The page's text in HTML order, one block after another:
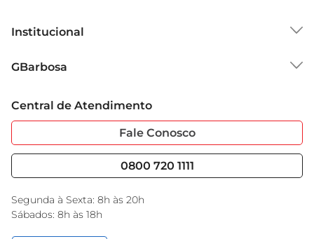
Institucional
Grupo Cencosud
Sobre Privacidade
Portal do Fornecedo
Nossas Lojas
GBarbosa
Garantia Estendida
Serviços
Black Friday
Encarte do Dia
Central de Atendimento
Fale Conosco
0800 720 1111
Segunda à Sexta: 8h às 20h
Sábados: 8h às 18h